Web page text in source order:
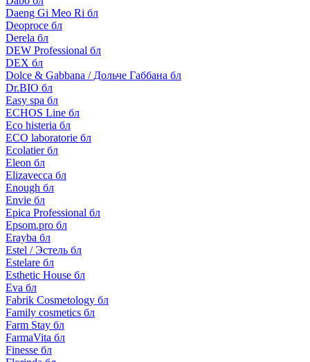
Daeng Gi Meo Ri бл
Deoproce бл
Derela бл
DEW Professional бл
DEX бл
Dolce & Gabbana / Дольче Габбана бл
Dr.BIO бл
Easy spa бл
ECHOS Line бл
Eco histeria бл
ECO laboratorie бл
Ecolatier бл
Eleon бл
Elizavecca бл
Enough бл
Envie бл
Epica Professional бл
Epsom.pro бл
Erayba бл
Estel / Эстель бл
Estelare бл
Esthetic House бл
Eva бл
Fabrik Cosmetology бл
Family cosmetics бл
Farm Stay бл
FarmaVita бл
Finesse бл